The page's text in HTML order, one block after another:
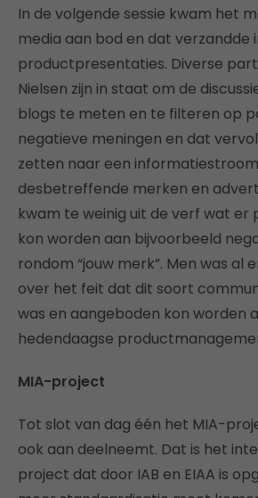
In de volgende sessie kwam het
media aan bod en dat verzandde
productpresentaties. Diverse
Nielsen zijn in staat om de
blogs te meten en te filteren op
negatieve meningen en dat
zetten naar een
desbetreffende merken en
kwam te weinig uit de verf wat er
kon worden aan bijvoorbeeld
rondom “jouw merk”. Men was al
over het feit dat dit soort
was en aangeboden kon worden
hedendaagse
MIA-project
Tot slot van dag één het MIA-
ook aan deelneemt. Dat is het
project dat door IAB en EIAA is